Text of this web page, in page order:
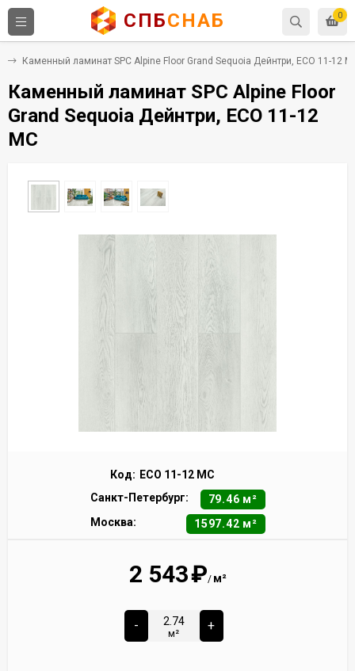
0
СПБСНАБ
Каменный ламинат SPC Alpine Floor Grand Sequoia Дейнтри, ECO 11-12
Каменный ламинат SPC Alpine Floor
Grand Sequoia Дейнтри, ECO 11-12
MC
Код: ECO 11-12 MC
Санкт-Петербург:
79.46 м²
Москва:
1597.42 м²
2 543₽/ м²
-
м²
+